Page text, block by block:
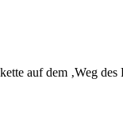
auf dem ‚Weg des